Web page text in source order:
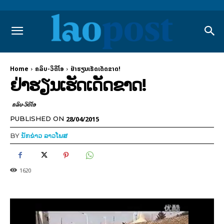
Home ຄລິບ-ວິດີໂອ ຢ່າຮຽນເຮັດເດັດຂາດ!
ຢ່າຮຽນເຮັດເດັດຂາດ!
ຄລິບ-ວິດີໂອ
PUBLISHED ON 28/04/2015
BYນັກຂ່າວ ລາວໂພສ
1620